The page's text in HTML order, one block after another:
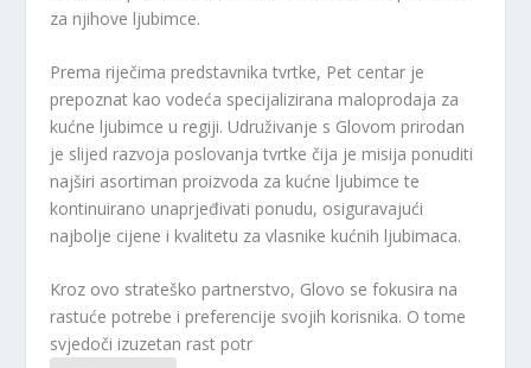
za njihove ljubimce.
Prema riječima predstavnika tvrtke, Pet centar je
prepoznat kao vodeća specijalizirana maloprodaja za
kućne ljubimce u regiji. Udruživanje s Glovom prirodan
je slijed razvoja poslovanja tvrtke čija je misija ponuditi
najširi asortiman proizvoda za kućne ljubimce te
kontinuirano unaprjeđivati ponudu, osiguravajući
najbolje cijene i kvalitetu za vlasnike kućnih ljubimaca.
Kroz ovo strateško partnerstvo, Glovo se fokusira na
rastuće potrebe i preferencije svojih korisnika. O tome
svjedoči izuzetan rast potr